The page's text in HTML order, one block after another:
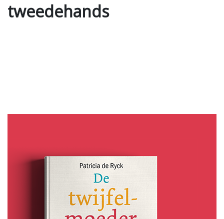
tweedehands